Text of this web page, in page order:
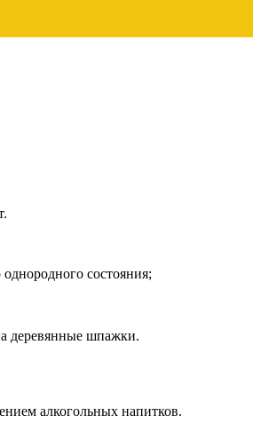
состояния;
деревянные шпажки.
алкогольных напитков.